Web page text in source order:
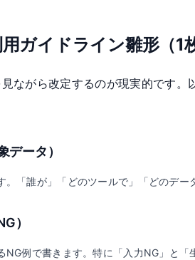
ガイドライン雛形（1
ながら改定するのが現実的です
データ）
「誰が」「どのツールで」「どのデー
）
例で書きます。特に「入力NG」と「